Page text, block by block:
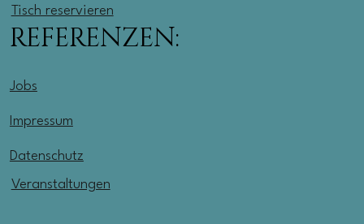
Tisch reservieren
REFERENZEN:
Jobs
Impressum
Datenschutz
Veranstaltungen